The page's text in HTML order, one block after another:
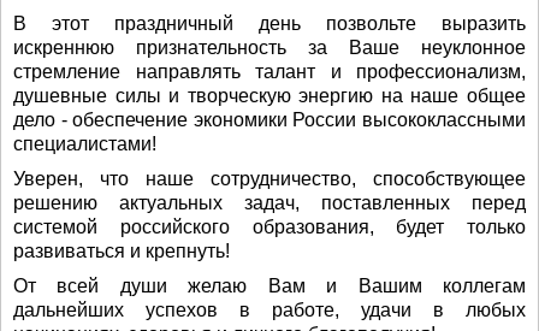
В этот праздничный день позвольте выразить
искреннюю признательность за Ваше неуклонное
стремление направлять талант и профессионализм,
душевные силы и творческую энергию на наше общее
дело - обеспечение экономики России высококлассными
специалистами!
Уверен, что наше сотрудничество, способствующее
решению актуальных задач, поставленных перед
системой российского образования, будет только
развиваться и крепнуть!
От всей души желаю Вам и Вашим коллегам
дальнейших успехов в работе, удачи в любых